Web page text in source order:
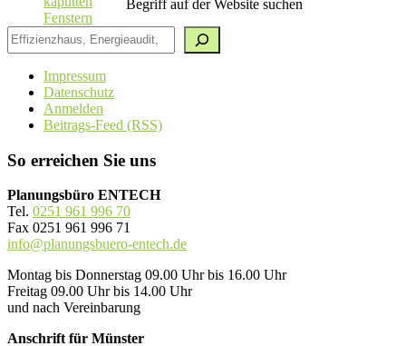
Begriff auf der Website suchen
Impressum
Datenschutz
Anmelden
Beitrags-Feed (RSS)
So erreichen Sie uns
Planungsbüro ENTECH
Tel. 0251 961 996 70
Fax 0251 961 996 71
info@planungsbuero-entech.de
Montag bis Donnerstag 09.00 Uhr bis 16.00 Uhr
Freitag 09.00 Uhr bis 14.00 Uhr
und nach Vereinbarung
Anschrift für Münster